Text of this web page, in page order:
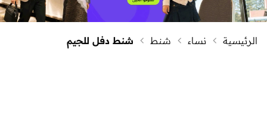
الرئيسية نساء شنط شنط دفل للجيم